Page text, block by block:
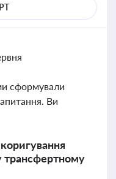
сформували
Ви
трансфертному